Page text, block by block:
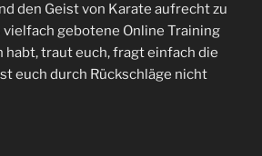
den Geist von Karate aufrecht zu
gebotene Online Training
habt, traut euch, fragt einfach die
euch durch Rückschläge nicht